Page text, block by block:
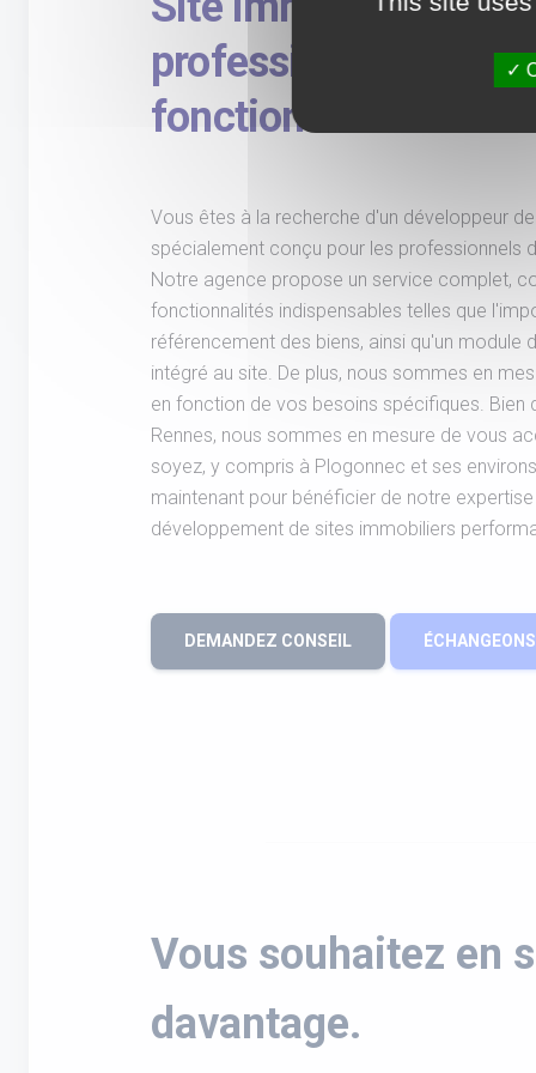
professionnels avec
fonctionnalités
Vous êtes à la recherche d'un développeur
spécialement conçu pour les professionnels
Notre agence propose un service complet,
fonctionnalités indispensables telles que
référencement des biens, ainsi qu'un module
intégré au site. De plus, nous sommes en
en fonction de vos besoins spécifiques.
Rennes, nous sommes en mesure de vous
soyez, y compris à Plogonnec et ses
maintenant pour bénéficier de notre
développement de sites immobiliers
DEMANDEZ CONSEIL
Vous souhaitez en
davantage.